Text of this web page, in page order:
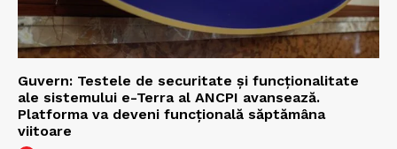
Guvern: Testele de securitate și funcționalitate
ale sistemului e-Terra al ANCPI avansează.
Platforma va deveni funcțională săptămâna
viitoare